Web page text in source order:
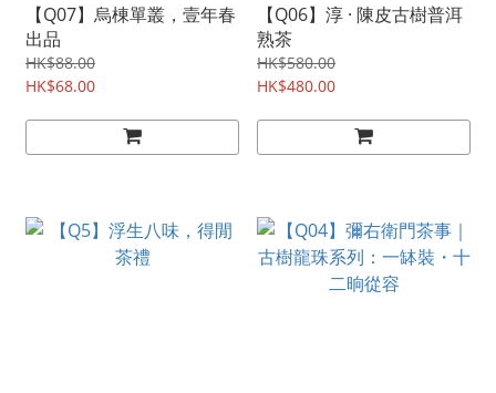
【Q07】烏棟單叢，壹年春
出品
HK$88.00
HK$68.00
【Q06】淳 · 陳皮古樹普洱
熟茶
HK$580.00
HK$480.00